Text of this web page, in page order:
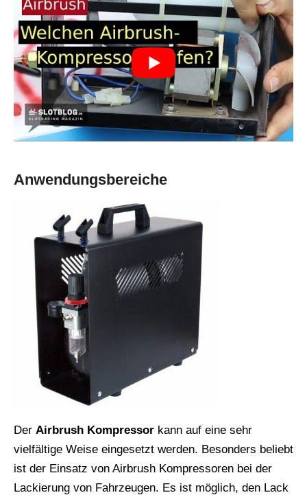
Anwendungsbereiche
Der Airbrush Kompressor kann auf eine sehr
vielfältige Weise eingesetzt werden. Besonders beliebt
ist der Einsatz von Airbrush Kompressoren bei der
Lackierung von Fahrzeugen. Es ist möglich, den Lack